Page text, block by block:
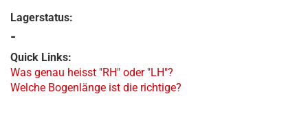
Lagerstatus:
-
Quick Links:
Was genau heisst "RH" oder "LH"?
Welche Bogenlänge ist die richtige?